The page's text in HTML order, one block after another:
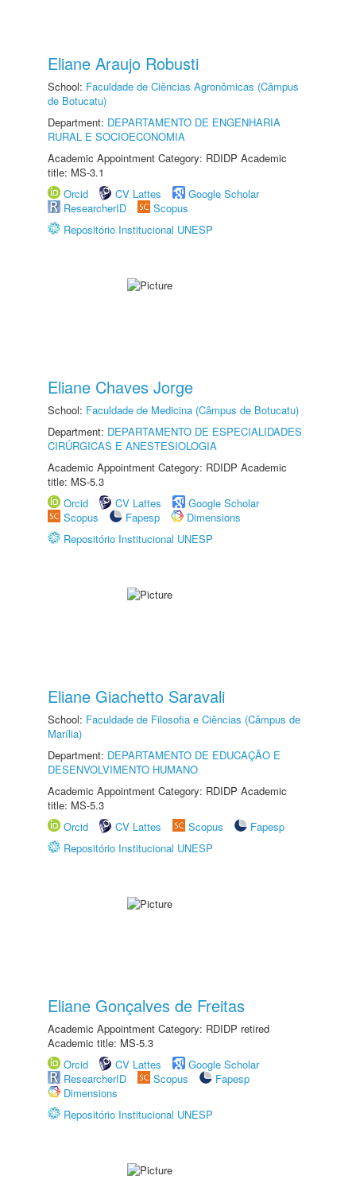
Eliane Araujo Robusti
School: Faculdade de Ciências Agronômicas (Câmpus
de Botucatu)
Department: DEPARTAMENTO DE ENGENHARIA
RURAL E SOCIOECONOMIA
Academic Appointment Category: RDIDP Academic
title: MS-3.1
Orcid
CV Lattes
Google Scholar
ResearcherID
Scopus
Repositório Institucional UNESP
Eliane Chaves Jorge
School: Faculdade de Medicina (Câmpus de Botucatu)
Department: DEPARTAMENTO DE ESPECIALIDADES
CIRÚRGICAS E ANESTESIOLOGIA
Academic Appointment Category: RDIDP Academic
title: MS-5.3
Orcid
CV Lattes
Google Scholar
Scopus
Fapesp
Dimensions
Repositório Institucional UNESP
Eliane Giachetto Saravali
School: Faculdade de Filosofia e Ciências (Câmpus de
Marília)
Department: DEPARTAMENTO DE EDUCAÇÃO E
DESENVOLVIMENTO HUMANO
Academic Appointment Category: RDIDP Academic
title: MS-5.3
Orcid
CV Lattes Scopus
Fapesp
Repositório Institucional UNESP
Eliane Gonçalves de Freitas
Academic Appointment Category: RDIDP retired
Academic title: MS-5.3
Orcid
CV Lattes
Google Scholar
ResearcherID
Scopus
Fapesp
Dimensions
Repositório Institucional UNESP